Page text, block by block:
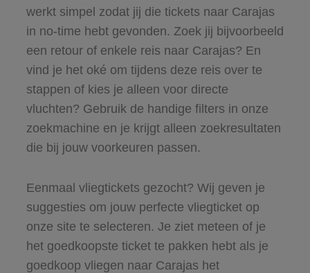
werkt simpel zodat jij die tickets naar Carajas
in no-time hebt gevonden. Zoek jij bijvoorbeeld
een retour of enkele reis naar Carajas? En
vind je het oké om tijdens deze reis over te
stappen of kies je alleen voor directe
vluchten? Gebruik de handige filters in onze
zoekmachine en je krijgt alleen zoekresultaten
die bij jouw voorkeuren passen.
Eenmaal vliegtickets gezocht? Wij geven je
suggesties om jouw perfecte vliegticket op
onze site te selecteren. Je ziet meteen of je
het goedkoopste ticket te pakken hebt als je
goedkoop vliegen naar Carajas het